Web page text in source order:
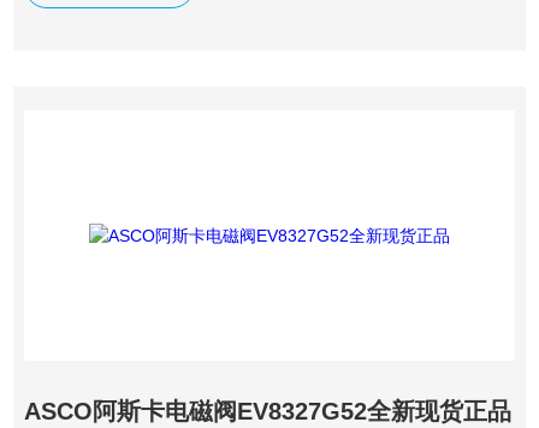
ASCO阿斯卡电磁阀EV8327G52全新现货正品